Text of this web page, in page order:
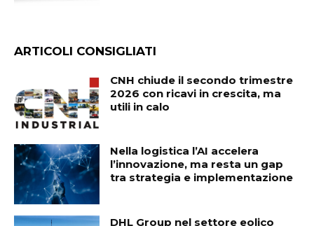
ARTICOLI CONSIGLIATI
CNH chiude il secondo trimestre
2026 con ricavi in crescita, ma
utili in calo
Nella logistica l’AI accelera
l’innovazione, ma resta un gap
tra strategia e implementazione
DHL Group nel settore eolico